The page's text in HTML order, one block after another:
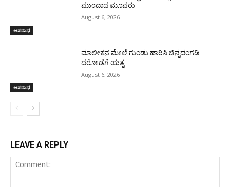
ಅಪರಾಧ
ಮುಂದಾದ ಮೂವರು
August 6, 2026
ಅಪರಾಧ
ಮಾಲೀಕನ ಮೇಲೆ ಗುಂಡು ಹಾರಿಸಿ ಚಿನ್ನದಂಗಡಿ
ದರೋಡೆಗೆ ಯತ್ನ
August 6, 2026
LEAVE A REPLY